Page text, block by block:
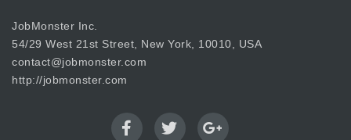
JobMonster Inc.
54/29 West 21st Street, New York, 10010, USA
contact@jobmonster.com
http://jobmonster.com